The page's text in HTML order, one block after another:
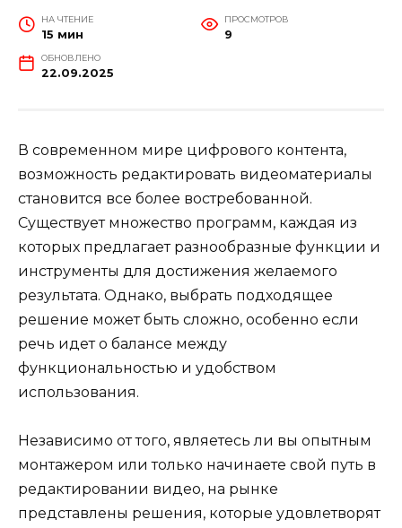
НА ЧТЕНИЕ
15 мин
ПРОСМОТРОВ
9
ОБНОВЛЕНО
22.09.2025
В современном мире цифрового контента,
возможность редактировать видеоматериалы
становится все более востребованной.
Существует множество программ, каждая из
которых предлагает разнообразные функции и
инструменты для достижения желаемого
результата. Однако, выбрать подходящее
решение может быть сложно, особенно если
речь идет о балансе между
функциональностью и удобством
использования.
Независимо от того, являетесь ли вы опытным
монтажером или только начинаете свой путь в
редактировании видео, на рынке
представлены решения, которые удовлетворят